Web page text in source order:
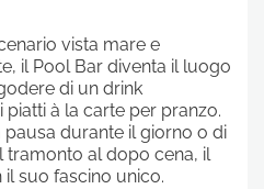
vista mare e
il Pool Bar diventa il luogo
di un drink
piatti à la carte per pranzo.
pausa durante il giorno o di
tramonto al dopo cena, il
suo fascino unico.